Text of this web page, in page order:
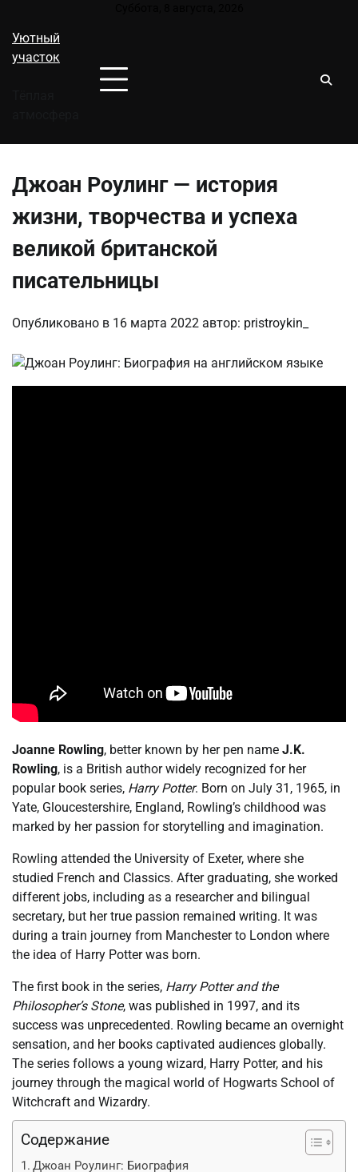
содержимому
Уютный
участок
Джоан Роулинг — история
жизни, творчества и успеха
великой британской
писательницы
Опубликовано в 16 марта 2022 автор: pristroykin_
Joanne Rowling, better known by her pen name J.K.
Rowling, is a British author widely recognized for her
popular book series, Harry Potter. Born on July 31, 1965, in
Yate, Gloucestershire, England, Rowling’s childhood was
marked by her passion for storytelling and imagination.
Rowling attended the University of Exeter, where she
studied French and Classics. After graduating, she worked
different jobs, including as a researcher and bilingual
secretary, but her true passion remained writing. It was
during a train journey from Manchester to London where
the idea of Harry Potter was born.
The first book in the series, Harry Potter and the
Philosopher’s Stone, was published in 1997, and its
success was unprecedented. Rowling became an overnight
sensation, and her books captivated audiences globally.
The series follows a young wizard, Harry Potter, and his
journey through the magical world of Hogwarts School of
Witchcraft and Wizardry.
Содержание
Джоан Роулинг: Биография